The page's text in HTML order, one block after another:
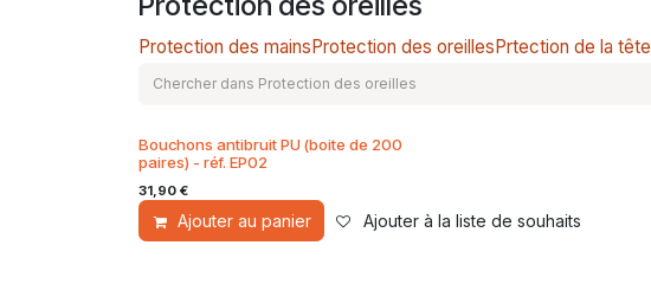
Protection des mains Protection des oreilles Prtection de la tête
Bouchons antibruit PU (boite de 200
paires) - réf. EP02
31,90 €
Ajouter au panier Ajouter à la liste de souhaits